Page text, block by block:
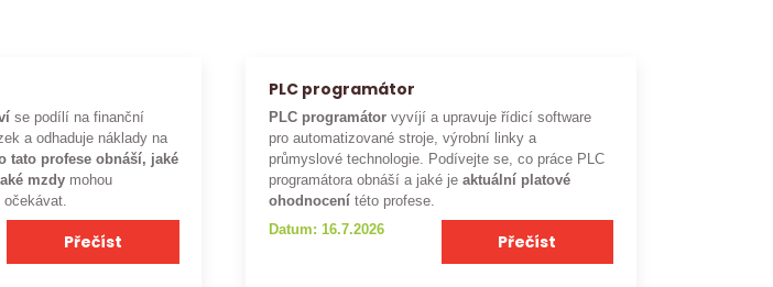
se podílí na finanční
a odhaduje náklady na
tato profese obnáší, jaké
mzdy mohou
očekávat.
Přečíst
PLC programátor
PLC programátor vyvíjí a upravuje řídicí software
pro automatizované stroje, výrobní linky a
průmyslové technologie. Podívejte se, co práce PLC
programátora obnáší a jaké je aktuální platové
ohodnocení této profese.
Datum: 16.7.2026
Přečíst